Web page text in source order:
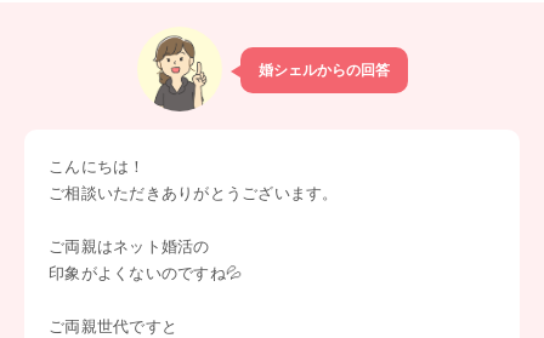
婚シェルからの回答
こんにちは！
ご相談いただきありがとうございます。
ご両親はネット婚活の
印象がよくないのですね💦
ご両親世代ですと